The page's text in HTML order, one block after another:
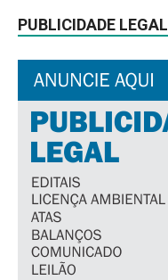
PUBLICIDADE LEGAL